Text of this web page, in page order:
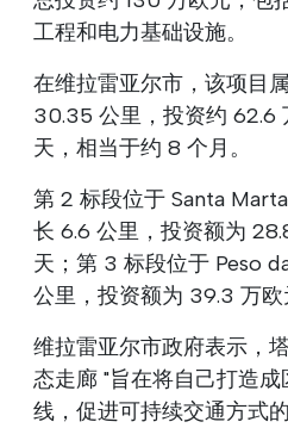
工程和电力基础设施。
在维拉雷亚尔市，该项目
30.35 公里，投资约 62.6
天，相当于约 8 个月。
第 2 标段位于 Santa
长 6.6 公里，投资额为
天；第 3 标段位于 Peso
公里，投资额为 39.3 万欧
维拉雷亚尔市政府表示，
态走廊 "旨在将自己打造
线，促进可持续交通方式